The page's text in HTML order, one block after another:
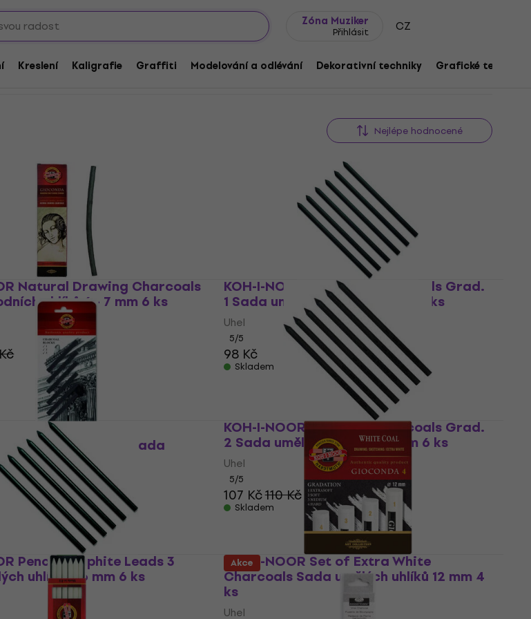
Zóna Muziker
Přihlásit CZ
Kreslení Kaligrafie Graffiti Modelování a odlévání Dekorativní techniky Grafické techniky
Nejlépe hodnocené
Natural Drawing Charcoals
uhlíků 6 - 7 mm 6 ks
KOH-I-NOOR Artificial Charcoals Grad.
1 Sada umělých uhlíků 5,6 mm 6 ks
Uhel
5/5
98 Kč
Skladem
Charcoal Blocks Sada
7 mm 6 ks
- 19 %
KOH-I-NOOR Artificial Charcoals Grad.
2 Sada umělých uhlíků 5,6 mm 6 ks
Uhel
5/5
107 Kč110 Kč
Skladem
Pencil Graphite Leads 3
uhlíků 5,6 mm 6 ks
KOH-I-NOOR Set of Extra White
Charcoals Sada umělých uhlíků 12 mm 4
ks
Uhel
Akce